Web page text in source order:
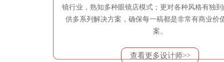
镜行业，熟知多种眼镜店模式；更对各种风格有独
供多系列解决方案，确保每一稿都是非常有商业价
案。
查看更多设计师>>